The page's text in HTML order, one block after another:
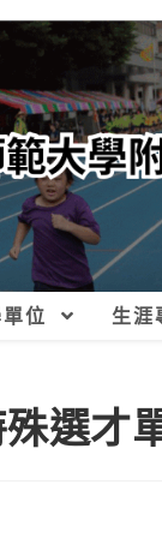
位 生涯
選才